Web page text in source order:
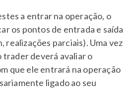
a entrar na operação, o
os pontos de entrada e saída
realizações parciais). Uma vez
trader deverá avaliar o
que ele entrará na operação
ligado ao seu